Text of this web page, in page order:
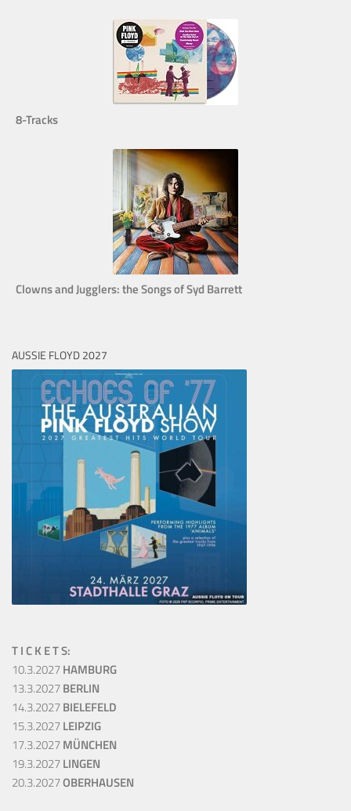
8-Tracks
Clowns and Jugglers: the Songs of Syd Barrett
AUSSIE FLOYD 2027
T I C K E T S:
10.3.2027HAMBURG
13.3.2027BERLIN
14.3.2027BIELEFELD
15.3.2027LEIPZIG
17.3.2027MÜNCHEN
19.3.2027LINGEN
20.3.2027OBERHAUSEN